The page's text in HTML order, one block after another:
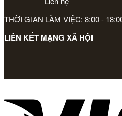
THỜI GIAN LÀM VIỆC: 8:00 -
LIÊN KẾT MẠNG XÃ HỘI